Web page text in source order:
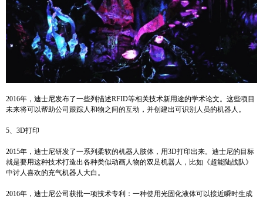
2016年，迪士尼发布了一些列描述RFID等相关技术新用途的学术论文。这些项目
未来将可以帮助公司跟踪人和物之间的互动，并创建出可识别人员的机器人。
5、3D打印
2015年，迪士尼研发了一系列柔软的机器人肢体，用3D打印出来。迪士尼的目标
就是要用这种技术打造出各种类似动画人物的双足机器人，比如《超能陆战队》
中讨人喜欢的充气机器人大白。
2016年，迪士尼公司获批一项技术专利：一种使用光固化液体可以接近瞬时生成